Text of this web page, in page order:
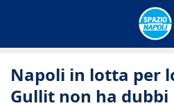
Napoli in lotta per
Gullit non ha dubbi